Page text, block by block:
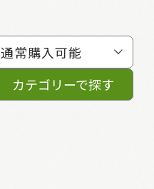
通常購入可能
カテゴリーで探す